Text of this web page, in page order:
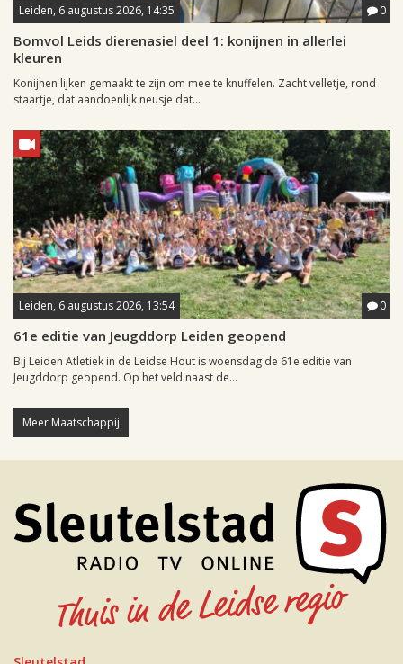
Leiden, 6 augustus 2026, 14:35 0
Bomvol Leids dierenasiel deel 1: konijnen in allerlei
kleuren
Konijnen lijken gemaakt te zijn om mee te knuffelen. Zacht velletje, rond
staartje, dat aandoenlijk neusje dat...
Leiden, 6 augustus 2026, 13:54 0
61e editie van Jeugddorp Leiden geopend
Bij Leiden Atletiek in de Leidse Hout is woensdag de 61e editie van
Jeugddorp geopend. Op het veld naast de...
Meer Maatschappij